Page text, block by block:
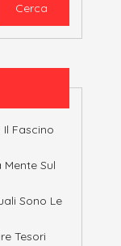
Fascino
Sul
Sono Le
Tesori